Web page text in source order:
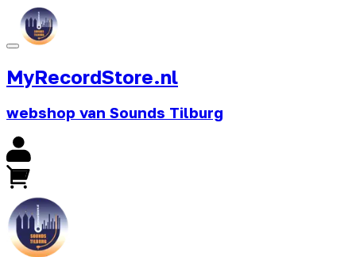
MyRecordStore.nl
webshop van Sounds Tilburg